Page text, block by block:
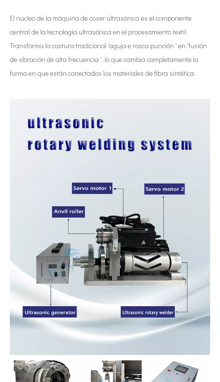
El núcleo de la máquina de coser ultrasónica es el componente
central de la tecnología ultrasónica en el procesamiento textil.
Transforma la costura tradicional 'aguja e rosca punción ' en 'fusión
de vibración de alta frecuencia ', lo que cambia completamente la
forma en que están conectados los materiales de fibra sintética.